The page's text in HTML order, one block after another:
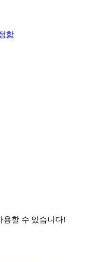
함
용할 수 있습니다!